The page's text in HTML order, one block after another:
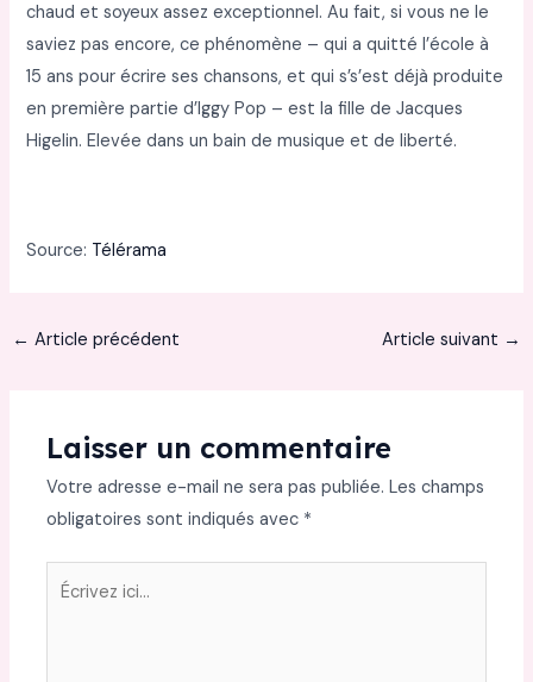
chaud et soyeux assez exceptionnel. Au fait, si vous ne le
saviez pas encore, ce phénomène – qui a quitté l’école à
15 ans pour écrire ses chansons, et qui s’s’est déjà produite
en première partie d’Iggy Pop – est la fille de Jacques
Higelin. Elevée dans un bain de musique et de liberté.
Source: Télérama
← Article précédent Article suivant →
Laisser un commentaire
Votre adresse e-mail ne sera pas publiée. Les champs
obligatoires sont indiqués avec *
Écrivez